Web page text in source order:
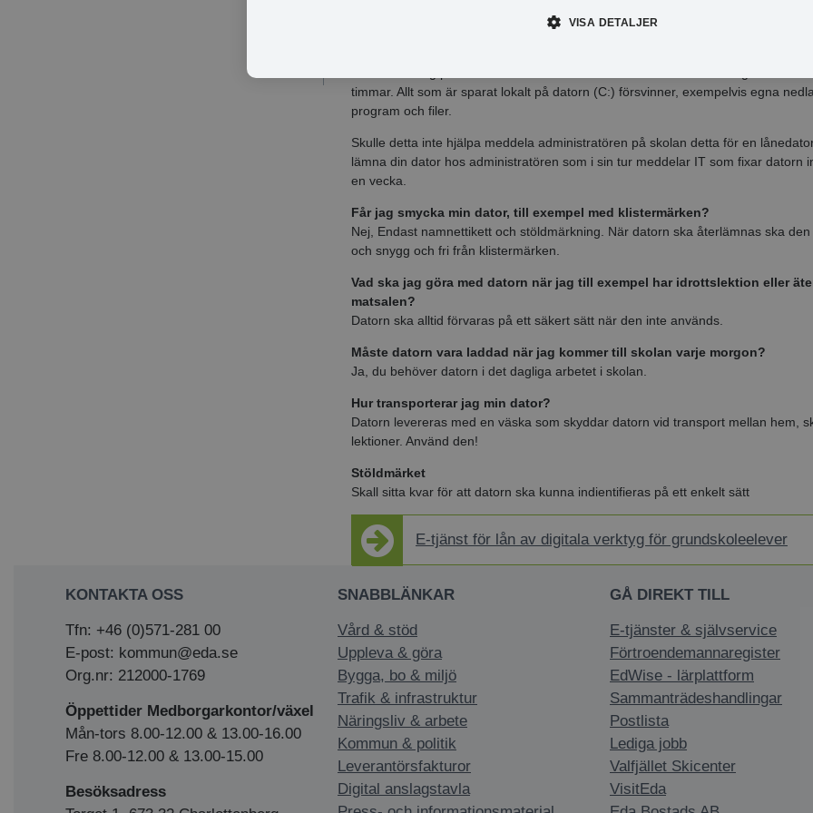
Vad skulle hända om det kommer virus i datorn eller att den inte fungerar
timmar. Allt som är sparat lokalt på datorn (C:) försvinner, exempelvis egna
program och filer.
Skulle detta inte hjälpa meddela administratören på skolan detta för en
lämna din dator hos administratören som i sin tur meddelar IT som fixar datorn
en vecka.
Får jag smycka min dator, till exempel med klistermärken?
Nej, Endast namnettikett och stöldmärkning. När datorn ska återlämnas ska
och snygg och fri från klistermärken.
Vad ska jag göra med datorn när jag till exempel har idrottslektion eller
matsalen?
Datorn ska alltid förvaras på ett säkert sätt när den inte används.
Måste datorn vara laddad när jag kommer till skolan varje morgon?
Ja, du behöver datorn i det dagliga arbetet i skolan.
Hur transporterar jag min dator?
Datorn levereras med en väska som skyddar datorn vid transport mellan hem,
lektioner. Använd den!
Stöldmärket
Skall sitta kvar för att datorn ska kunna indientifieras på ett enkelt sätt
E-tjänst för lån av digitala verktyg för grundskoleelever
KONTAKTA OSS
Tfn: +46 (0)571-281 00
E-post: kommun@eda.se
Org.nr: 212000-1769
Öppettider Medborgarkontor/växel
Mån-tors 8.00-12.00 & 13.00-16.00
Fre 8.00-12.00 & 13.00-15.00
Besöksadress
SNABBLÄNKAR
Vård & stöd
Uppleva & göra
Bygga, bo & miljö
Trafik & infrastruktur
Näringsliv & arbete
Kommun & politik
Leverantörsfakturor
Digital anslagstavla
GÅ DIREKT TILL
E-tjänster & självservice
Förtroendemannaregister
EdWise - lärplattform
Sammanträdeshandlingar
Postlista
Lediga jobb
Valfjället Skicenter
VisitEda
VISA DETALJER